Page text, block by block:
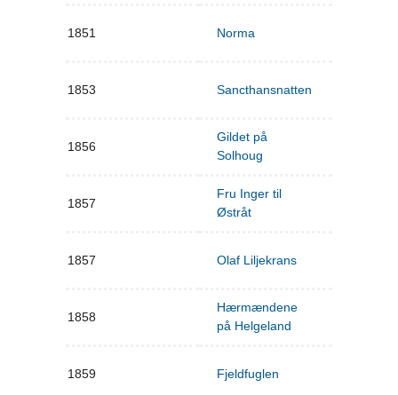
1851 Norma
1853 Sancthansnatten
1856
Gildet på
Solhoug
1857
Fru Inger til
Østråt
1857 Olaf Liljekrans
1858
Hærmændene
på Helgeland
1859 Fjeldfuglen